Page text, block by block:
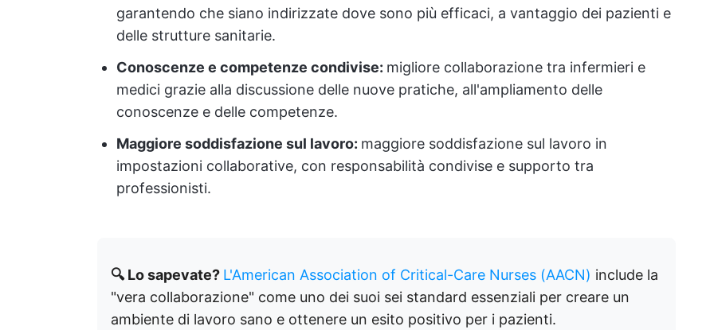
garantendo che siano indirizzate dove sono più efficaci, a vantaggio dei pazienti e
delle strutture sanitarie.
Conoscenze e competenze condivise: migliore collaborazione tra infermieri e
medici grazie alla discussione delle nuove pratiche, all'ampliamento delle
conoscenze e delle competenze.
Maggiore soddisfazione sul lavoro: maggiore soddisfazione sul lavoro in
impostazioni collaborative, con responsabilità condivise e supporto tra
professionisti.
🔍 Lo sapevate? L'American Association of Critical-Care Nurses (AACN) include la
"vera collaborazione" come uno dei suoi sei standard essenziali per creare un
ambiente di lavoro sano e ottenere un esito positivo per i pazienti.